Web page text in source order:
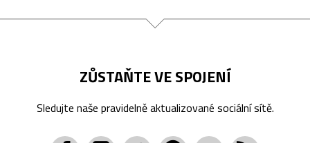
ZŮSTAŇTE VE SPOJENÍ
Sledujte naše pravidelně aktualizované sociální sítě.